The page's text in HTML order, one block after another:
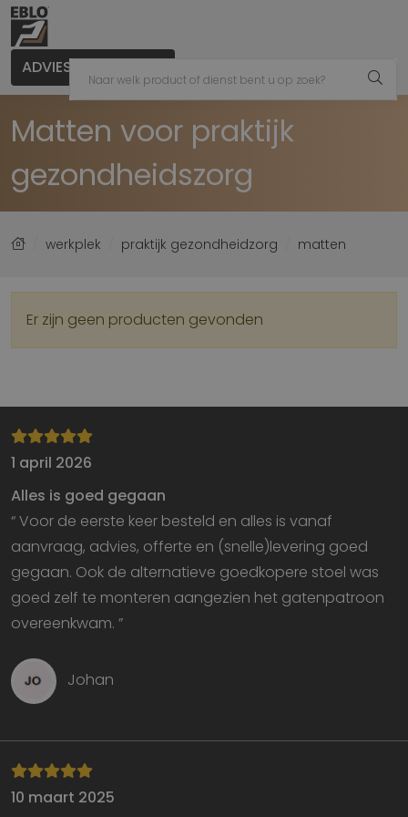
ADVIES AANVRAGEN
Matten voor praktijk
gezondheidszorg
werkplek praktijk gezondheidzorg matten
Er zijn geen producten gevonden
1 april 2026
Alles is goed gegaan
“ Voor de eerste keer besteld en alles is vanaf
aanvraag, advies, offerte en (snelle)levering goed
gegaan. Ook de alternatieve goedkopere stoel was
goed zelf te monteren aangezien het gatenpatroon
overeenkwam. ”
Johan
10 maart 2025